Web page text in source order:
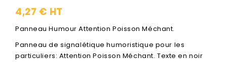
4,27 € HT
Panneau Humour Attention Poisson Méchant.
Panneau de signalétique humoristique pour les
particuliers: Attention Poisson Méchant. Texte en noir